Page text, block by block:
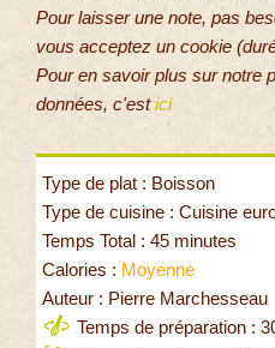
Pour laisser une note, pas
vous acceptez un cookie
Pour en savoir plus sur notre
données, c'estici
Type de plat : Boisson
Type de cuisine : Cuisine
Temps Total : 45 minutes
Calories : Moyenne
Auteur : Pierre Marchesseau
Temps de préparation :